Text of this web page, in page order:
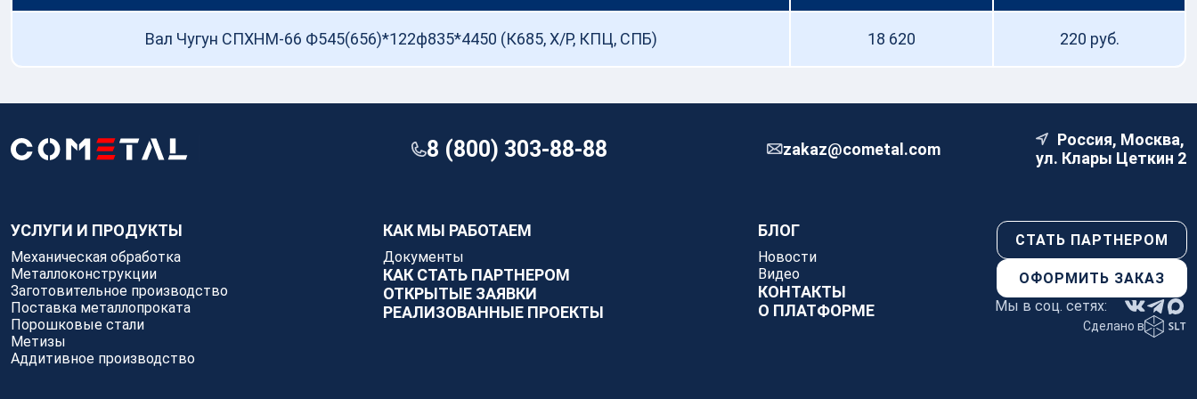
Аддитивное производство
Вал Чугун СПХНМ-66 Ф545(656)​*122ф835​*4450 (К685, Х/Р, КПЦ, СПБ) 18 620 220 руб.
8 (800) 303-88-88 zakaz@cometal.com
Россия, Москва,
ул. Клары Цеткин 2
УСЛУГИ И ПРОДУКТЫ
Механическая обработка
Металлоконструкции
Заготовительное производство
Поставка металлопроката
Порошковые стали
Метизы
Аддитивное производство
КАК МЫ РАБОТАЕМ
Документы
КАК СТАТЬ ПАРТНЕРОМ
ОТКРЫТЫЕ ЗАЯВКИ
РЕАЛИЗОВАННЫЕ ПРОЕКТЫ
БЛОГ
Новости
Видео
КОНТАКТЫ
О ПЛАТФОРМЕ
СТАТЬ ПАРТНЕРОМ
ОФОРМИТЬ ЗАКАЗ
Мы в соц. сетях:
Сделано в